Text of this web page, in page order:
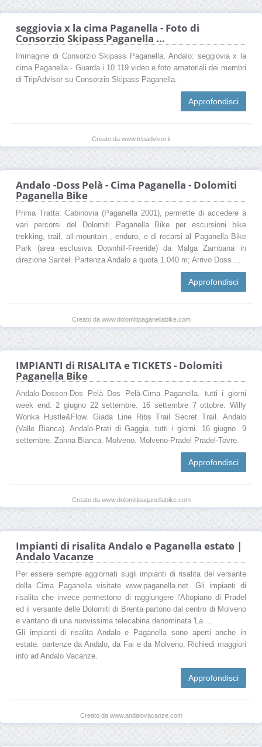
seggiovia x la cima Paganella - Foto di
Consorzio Skipass Paganella ...
Immagine di Consorzio Skipass Paganella, Andalo: seggiovia x la
cima Paganella - Guarda i 10.119 video e foto amatoriali dei membri
di TripAdvisor su Consorzio Skipass Paganella.
Approfondisci
Creato da www.tripadvisor.it
Andalo -Doss Pelà - Cima Paganella - Dolomiti
Paganella Bike
Prima Tratta: Cabinovia (Paganella 2001), permette di accedere a
vari percorsi del Dolomiti Paganella Bike per escursioni bike
trekking, trail, all-mountain , enduro, e di recarsi al Paganella Bike
Park (area esclusiva Downhill-Freeride) da Malga Zambana in
direzione Santel. Partenza Andalo a quota 1.040 m; Arrivo Doss ...
Approfondisci
Creato da www.dolomitipaganellabike.com
IMPIANTI di RISALITA e TICKETS - Dolomiti
Paganella Bike
Andalo-Dosson-Dos Pelà Dos Pelà-Cima Paganella. tutti i giorni
week end. 2 giugno 22 settembre. 16 settembre 7 ottobre. Willy
Wonka Hustle&Flow. Giada Line Ribs Trail Secret Trail. Andalo
(Valle Bianca). Andalo-Prati di Gaggia. tutti i giorni. 16 giugno. 9
settembre. Zanna Bianca. Molveno. Molveno-Pradel Pradel-Tovre.
Approfondisci
Creato da www.dolomitipaganellabike.com
Impianti di risalita Andalo e Paganella estate |
Andalo Vacanze
Per essere sempre aggiornati sugli impianti di risalita del versante
della Cima Paganella visitate www.paganella.net. Gli impianti di
risalita che invece permettono di raggiungere l'Altopiano di Pradel
ed il versante delle Dolomiti di Brenta partono dal centro di Molveno
e vantano di una nuovissima telecabina denominata 'La ...
Gli impianti di risalita Andalo e Paganella sono aperti anche in
estate: partenze da Andalo, da Fai e da Molveno. Richiedi maggiori
info ad Andalo Vacanze.
Approfondisci
Creato da www.andalovacanze.com